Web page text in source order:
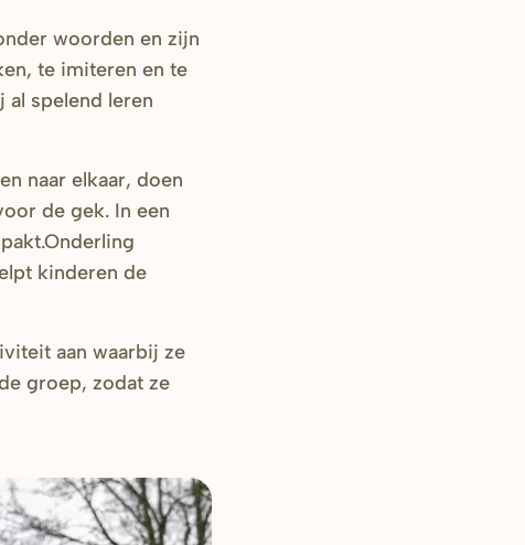
woorden en zijn
te imiteren en te
spelend leren
naar elkaar, doen
de gek. In een
kinderen de
aan waarbij ze
groep, zodat ze